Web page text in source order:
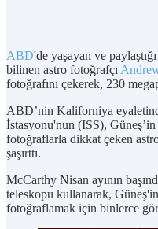
ABD'de yaşayan ve
bilinen astro fotoğrafçı
fotoğrafını çekerek, 230
ABD’nin Kaliforniya
İstasyonu'nun (ISS),
fotoğraflarla dikkat çeken
şaşırttı.
McCarthy Nisan ayının
teleskopu kullanarak,
fotoğraflamak için binlerce